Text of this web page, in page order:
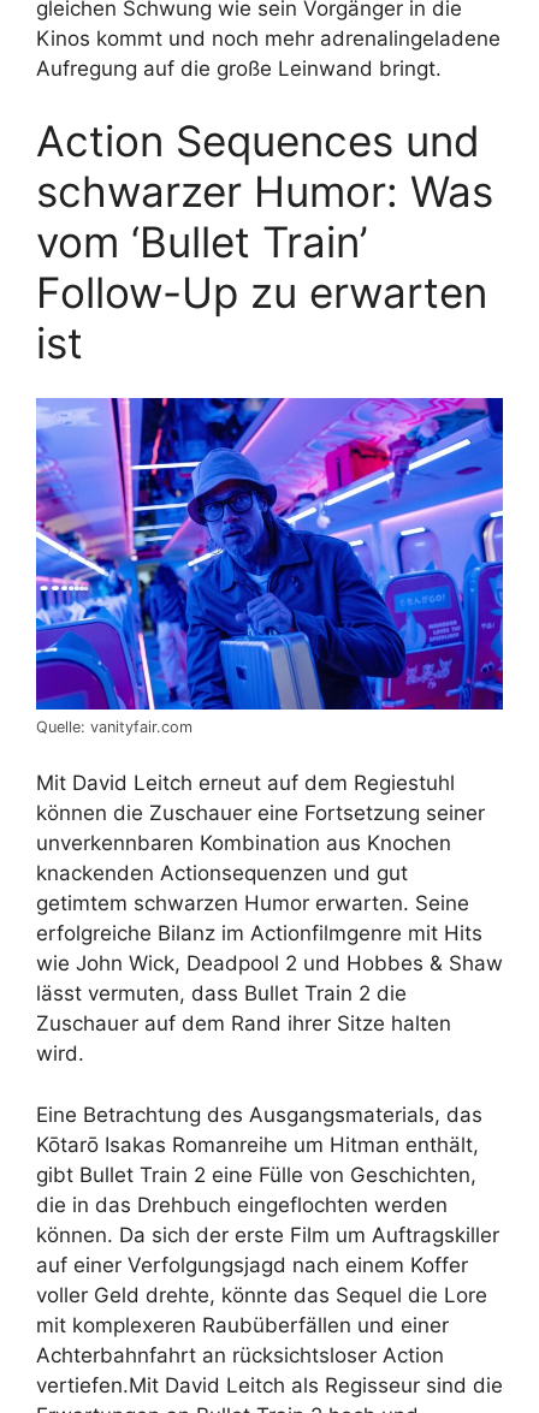
gleichen Schwung wie sein Vorgänger in die
Kinos kommt und noch mehr adrenalingeladene
Aufregung auf die große Leinwand bringt.
Action Sequences und
schwarzer Humor: Was
vom ‘Bullet Train’
Follow-Up zu erwarten
ist
Quelle: vanityfair.com
Mit David Leitch erneut auf dem Regiestuhl
können die Zuschauer eine Fortsetzung seiner
unverkennbaren Kombination aus Knochen
knackenden Actionsequenzen und gut
getimtem schwarzen Humor erwarten. Seine
erfolgreiche Bilanz im Actionfilmgenre mit Hits
wie John Wick, Deadpool 2 und Hobbes & Shaw
lässt vermuten, dass Bullet Train 2 die
Zuschauer auf dem Rand ihrer Sitze halten
wird.
Eine Betrachtung des Ausgangsmaterials, das
Kōtarō Isakas Romanreihe um Hitman enthält,
gibt Bullet Train 2 eine Fülle von Geschichten,
die in das Drehbuch eingeflochten werden
können. Da sich der erste Film um Auftragskiller
auf einer Verfolgungsjagd nach einem Koffer
voller Geld drehte, könnte das Sequel die Lore
mit komplexeren Raubüberfällen und einer
Achterbahnfahrt an rücksichtsloser Action
vertiefen.Mit David Leitch als Regisseur sind die